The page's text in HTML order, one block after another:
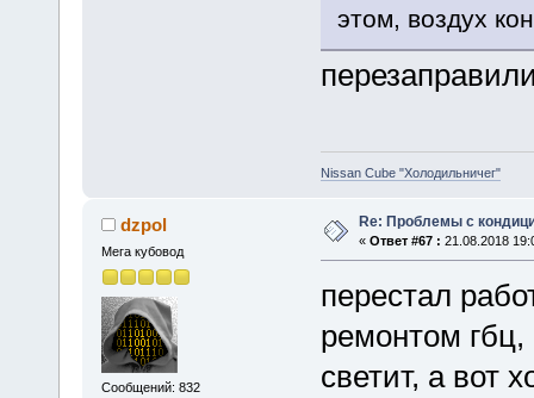
этом, воздух
Nissan Cube "Холодильничег"
dzpol
Мега кубовод
Сообщений: 832
Re: Проблемы с
« Ответ #67 : 21.08.2018
перестал
ремонтом гбц,
светит, а вот